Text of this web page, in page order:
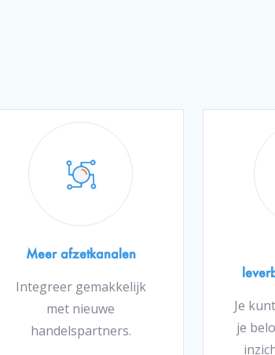
Meer afzetkanalen
Integreer gemakkelijk
met nieuwe
handelspartners.
Je
je